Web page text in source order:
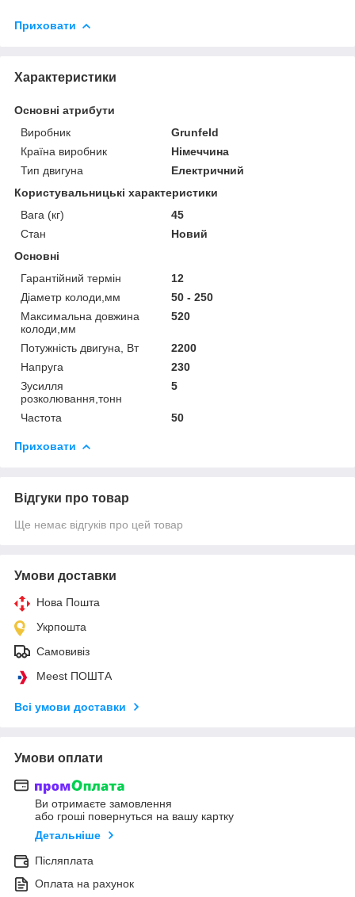
Приховати
Характеристики
Основні атрибути
Виробник
Grunfeld
Країна виробник
Німеччина
Тип двигуна
Електричний
Користувальницькі характеристики
Вага (кг)
45
Стан
Новий
Основні
Гарантійний термін
12
Діаметр колоди,мм
50 - 250
Максимальна довжина
колоди,мм
520
Потужність двигуна, Вт
2200
Напруга
230
Зусилля
розколювання,тонн
5
Частота 50
Приховати
Відгуки про товар
Ще немає відгуків про цей товар
Умови доставки
Нова Пошта
Укрпошта
Самовивіз
Meest ПОШТА
Всі умови доставки
Умови оплати
Ви отримаєте замовлення
або гроші повернуться на вашу картку
Детальніше
Післяплата
Оплата на рахунок